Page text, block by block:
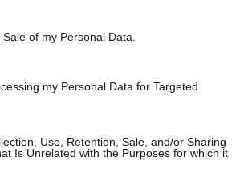
of my Personal Data.
my Personal Data for Targeted
Use, Retention, Sale, and/or Sharing
Is Unrelated with the Purposes for which it
29 décembre 2019 - 11 h 51 min
d’aéroport saturé.
sur..